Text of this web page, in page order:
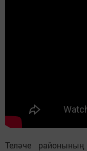
Теләче